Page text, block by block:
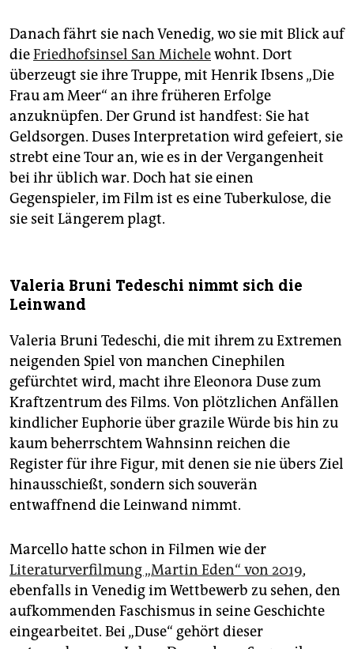
Danach fährt sie nach Venedig, wo sie mit Blick auf
dieFriedhofsinsel San Michelewohnt. Dort
überzeugt sie ihre Truppe, mit Henrik Ibsens „Die
Frau am Meer“ an ihre früheren Erfolge
anzuknüpfen. Der Grund ist handfest: Sie hat
Geldsorgen. Duses Interpretation wird gefeiert, sie
strebt eine Tour an, wie es in der Vergangenheit
bei ihr üblich war. Doch hat sie einen
Gegenspieler, im Film ist es eine Tuberkulose, die
sie seit Längerem plagt.
Valeria Bruni Tedeschi nimmt sich die
Leinwand
Valeria Bruni Tedeschi, die mit ihrem zu Extremen
neigenden Spiel von manchen Cinephilen
gefürchtet wird, macht ihre Eleonora Duse zum
Kraftzentrum des Films. Von plötzlichen Anfällen
kindlicher Euphorie über grazile Würde bis hin zu
kaum beherrschtem Wahnsinn reichen die
Register für ihre Figur, mit denen sie nie übers Ziel
hinausschießt, sondern sich souverän
entwaffnend die Leinwand nimmt.
Marcello hatte schon in Filmen wie der
Literaturverfilmung „Martin Eden“ von 2019,
ebenfalls in Venedig im Wettbewerb zu sehen, den
aufkommenden Faschismus in seine Geschichte
eingearbeitet. Bei „Duse“ gehört dieser